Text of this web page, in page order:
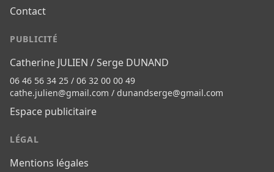
Contact
PUBLICITÉ
Catherine JULIEN / Serge DUNAND
06 46 56 34 25 / 06 32 00 00 49
cathe.julien@gmail.com / dunandserge@gmail.com
Espace publicitaire
LÉGAL
Mentions légales